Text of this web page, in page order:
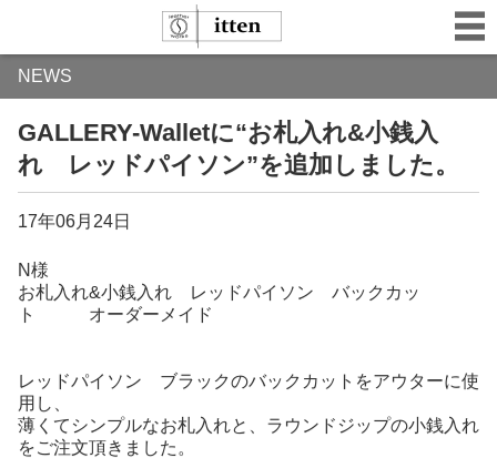
NEWS
GALLERY-Walletに“お札入れ&小銭入
れ レッドパイソン”を追加しました。
17年06月24日
N様
お札入れ&小銭入れ レッドパイソン バックカッ
ト オーダーメイド
レッドパイソン ブラックのバックカットをアウターに使
用し、
薄くてシンプルなお札入れと、ラウンドジップの小銭入れ
をご注文頂きました。